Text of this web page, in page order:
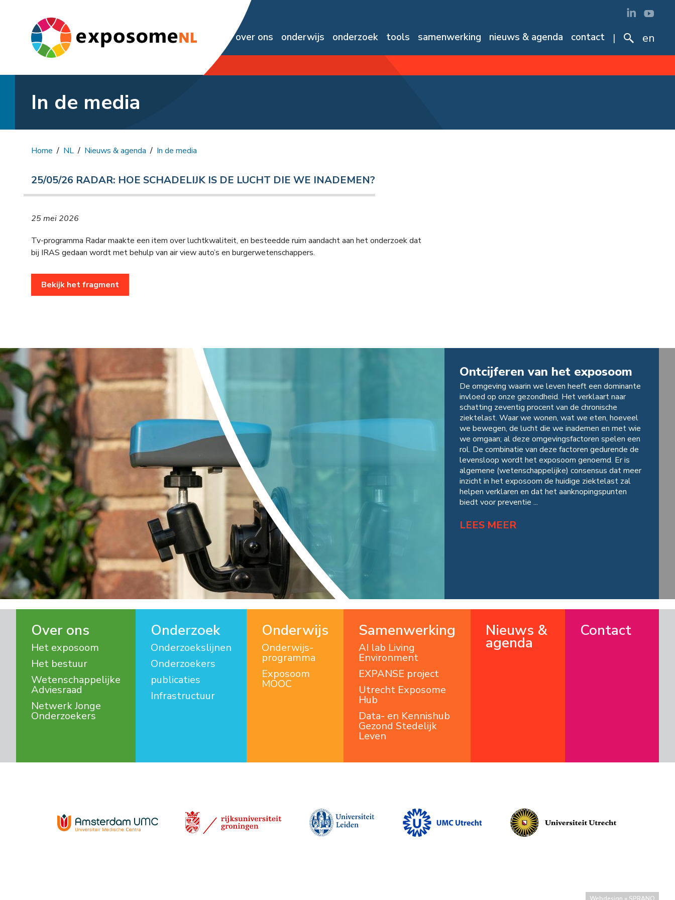
en
over ons onderwijs onderzoek tools samenwerking nieuws & agenda contact
In de media
Home NL Nieuws & agenda In de media
25/05/26 RADAR: HOE SCHADELIJK IS DE LUCHT DIE WE INADEMEN?
25 mei 2026
Tv-programma Radar maakte een item over luchtkwaliteit, en besteedde ruim aandacht aan het onderzoek dat
bij IRAS gedaan wordt met behulp van air view auto’s en burgerwetenschappers.
Bekijk het fragment
Ontcijferen van het exposoom
De omgeving waarin we leven heeft een dominante
invloed op onze gezondheid. Het verklaart naar
schatting zeventig procent van de chronische
ziektelast. Waar we wonen, wat we eten, hoeveel
we bewegen, de lucht die we inademen en met wie
we omgaan; al deze omgevingsfactoren spelen een
rol. De combinatie van deze factoren gedurende de
levensloop wordt het exposoom genoemd. Er is
algemene (wetenschappelijke) consensus dat meer
inzicht in het exposoom de huidige ziektelast zal
helpen verklaren en dat het aanknopingspunten
biedt voor preventie ...
LEES MEER
Over ons
Het exposoom
Het bestuur
Wetenschappelijke
Adviesraad
Netwerk Jonge
Onderzoekers
Onderzoek
Onderzoekslijnen
Onderzoekers
publicaties
Infrastructuur
Onderwijs
Onderwijs­
programma
Exposoom
MOOC
Samenwerking
AI lab Living
Environment
EXPANSE project
Utrecht Exposome
Hub
Data- en Kennishub
Gezond Stedelijk
Leven
Nieuws &
agenda
Contact